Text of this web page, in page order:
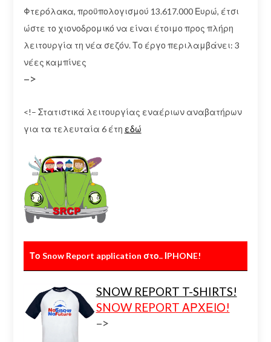
Φτερόλακα, προϋπολογισμού 13.617.000 Ευρώ, έτσι
ώστε το χιονοδρομικό να είναι έτοιμο προς πλήρη
λειτουργία τη νέα σεζόν. Το έργο περιλαμβάνει: 3
νέες καμπίνες
–>
<!– Στατιστικά λειτουργίας εναέριων αναβατήρων
για τα τελευταία 6 έτη εδώ
Το Snow Report application στο.. ΙPHONE!
SNOW REPORT T-SHIRTS!
SNOW REPORT ΑΡΧΕΙΟ!
–>